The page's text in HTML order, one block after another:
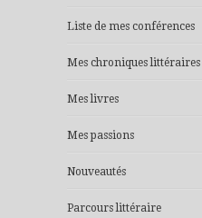
Liste de mes conférences
Mes chroniques littéraires
Mes livres
Mes passions
Nouveautés
Parcours littéraire